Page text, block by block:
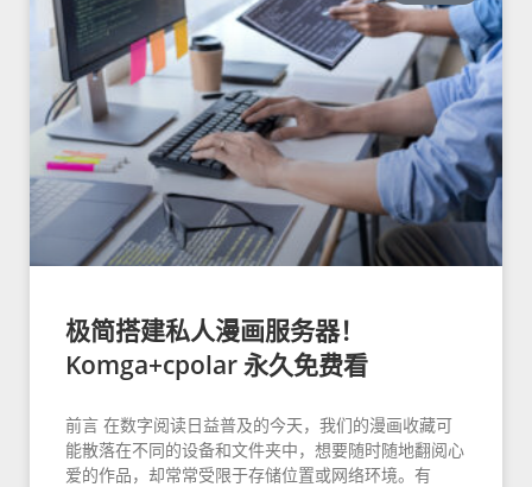
极简搭建私人漫画服务器！
Komga+cpolar 永久免费看
前言 在数字阅读日益普及的今天，我们的漫画收藏可
能散落在不同的设备和文件夹中，想要随时随地翻阅心
爱的作品，却常常受限于存储位置或网络环境。有